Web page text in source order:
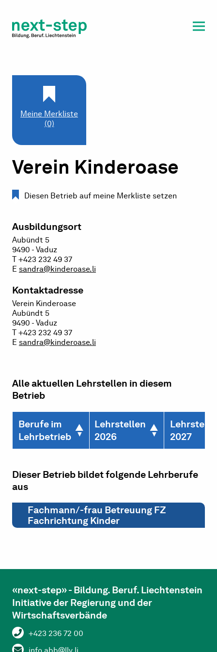
Beratung & Unterstützung
Verein Kinderoase
Diesen Betrieb auf meine Merkliste setzen
Ausbildungsort
Aubündt 5
9490 - Vaduz
T +423 232 49 37
E sandra@kinderoase.li
Kontaktadresse
Verein Kinderoase
Aubündt 5
9490 - Vaduz
T +423 232 49 37
E sandra@kinderoase.li
Meine Merkliste
(0)
Alle aktuellen Lehrstellen in diesem
Betrieb
Berufe im
Lehrbetrieb
Lehrstellen
2026
2027
Dieser Betrieb bildet folgende Lehrberufe
aus
Fachmann/-frau Betreuung FZ
Fachrichtung Kinder
«next-step» - Bildung. Beruf. Liechtenstein
Initiative der Regierung und der
Wirtschaftsverbände
+423 236 72 00